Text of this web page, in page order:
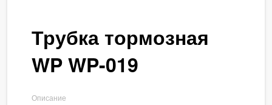
Трубка тормозная
WP WP-019
Описание